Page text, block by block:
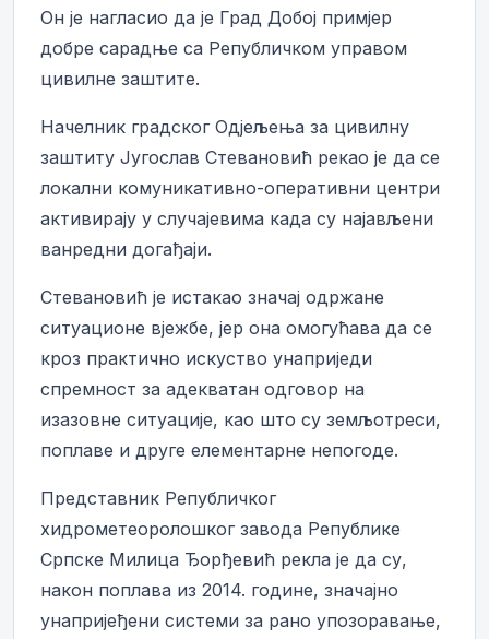
Он је нагласио да је Град Добој примјер
добре сарадње са Републичком управом
цивилне заштите.
Начелник градског Одјељења за цивилну
заштиту Југослав Стевановић рекао је да се
локални комуникативно-оперативни центри
активирају у случајевима када су најављени
ванредни догађаји.
Стевановић је истакао значај одржане
ситуационе вјежбе, јер она омогућава да се
кроз практично искуство унаприједи
спремност за адекватан одговор на
изазовне ситуације, као што су земљотреси,
поплаве и друге елементарне непогоде.
Представник Републичког
хидрометеоролошког завода Републике
Српске Милица Ђорђевић рекла је да су,
након поплава из 2014. године, значајно
унапријеђени системи за рано упозоравање,